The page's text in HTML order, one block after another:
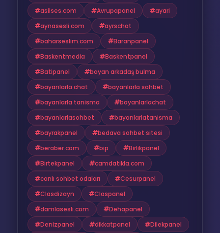
asilses.com
Avrupapanel
ayari
aynasesli.com
ayrschat
baharseslim.com
Baranpanel
Baskentmedia
Baskentpanel
Batipanel
bayan arkadaş bulma
bayanlarla chat
bayanlarla sohbet
bayanlarla tanisma
bayanlarlachat
bayanlarlasohbet
bayanlarlatanisma
bayrakpanel
bedava sohbet sitesi
beraber.com
bip
Birlikpanel
Birtekpanel
camdatikla.com
canlı sohbet odaları
Cesurpanel
Clasdizayn
Claspanel
damlasesli.com
Dehapanel
Denizpanel
dikkatpanel
Dilekpanel